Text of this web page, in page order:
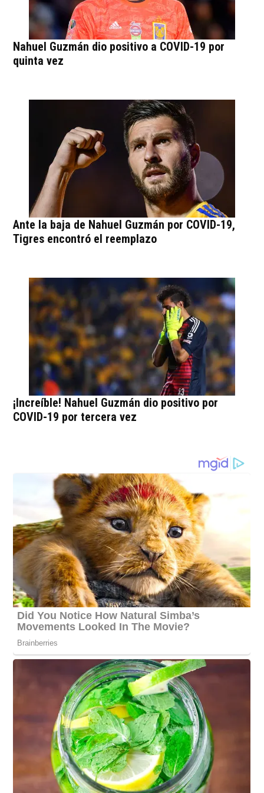
Nahuel Guzmán dio positivo a COVID-19 por
quinta vez
Ante la baja de Nahuel Guzmán por COVID-19,
Tigres encontró el reemplazo
¡Increíble! Nahuel Guzmán dio positivo por
COVID-19 por tercera vez